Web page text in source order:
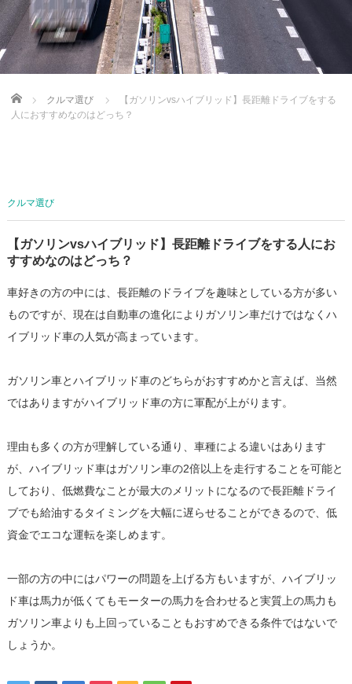
Home クルマ選び
【ガソリンvsハイブリッド】長距離ドライブをする
人におすすめなのはどっち？
クルマ選び
【ガソリンvsハイブリッド】長距離ドライブをする人にお
すすめなのはどっち？
車好きの方の中には、長距離のドライブを趣味としている方が多い
ものですが、現在は自動車の進化によりガソリン車だけではなくハ
イブリッド車の人気が高まっています。
ガソリン車とハイブリッド車のどちらがおすすめかと言えば、当然
ではありますがハイブリッド車の方に軍配が上がります。
理由も多くの方が理解している通り、車種による違いはあります
が、ハイブリッド車はガソリン車の2倍以上を走行することを可能と
しており、低燃費なことが最大のメリットになるので長距離ドライ
ブでも給油するタイミングを大幅に遅らせることができるので、低
資金でエコな運転を楽しめます。
一部の方の中にはパワーの問題を上げる方もいますが、ハイブリッ
ド車は馬力が低くてもモーターの馬力を合わせると実質上の馬力も
ガソリン車よりも上回っていることもおすめできる条件ではないで
しょうか。